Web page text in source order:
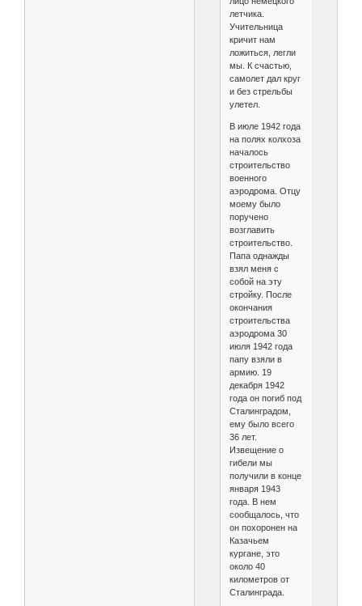
летчика.
Учительница
кричит нам
ложиться, легли
мы. К счастью,
самолет дал круг
и без стрельбы
улетел.
В июле 1942 года
на полях колхоза
началось
строительство
военного
аэродрома. Отцу
моему было
поручено
возглавить
строительство.
Папа однажды
взял меня с
собой на эту
стройку. После
окончания
строительства
аэродрома 30
июля 1942 года
папу взяли в
армию. 19
декабря 1942
года он погиб под
Сталинградом,
ему было всего
36 лет.
Извещение о
гибели мы
получили в конце
января 1943
года. В нем
сообщалось, что
он похоронен на
Казачьем
кургане, это
около 40
километров от
Сталинграда.